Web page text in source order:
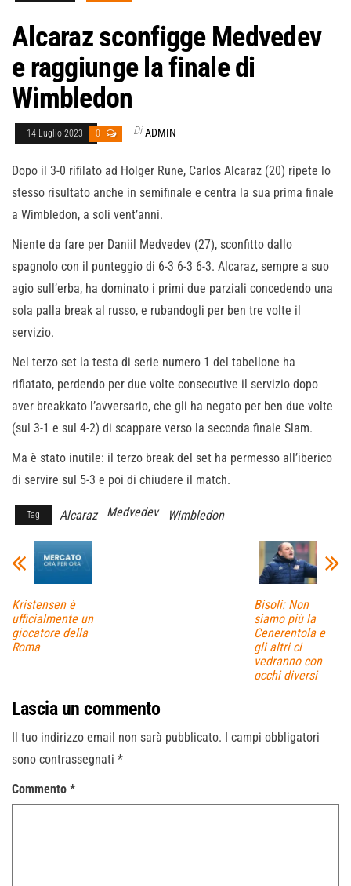
Alcaraz sconfigge Medvedev
e raggiunge la finale di
Wimbledon
14 Luglio 2023 0 Di ADMIN
Dopo il 3-0 rifilato ad Holger Rune, Carlos Alcaraz (20) ripete lo
stesso risultato anche in semifinale e centra la sua prima finale
a Wimbledon, a soli vent’anni.
Niente da fare per Daniil Medvedev (27), sconfitto dallo
spagnolo con il punteggio di 6-3 6-3 6-3. Alcaraz, sempre a suo
agio sull’erba, ha dominato i primi due parziali concedendo una
sola palla break al russo, e rubandogli per ben tre volte il
servizio.
Nel terzo set la testa di serie numero 1 del tabellone ha
rifiatato, perdendo per due volte consecutive il servizio dopo
aver breakkato l’avversario, che gli ha negato per ben due volte
(sul 3-1 e sul 4-2) di scappare verso la seconda finale Slam.
Ma è stato inutile: il terzo break del set ha permesso all’iberico
di servire sul 5-3 e poi di chiudere il match.
Tag Alcaraz Medvedev Wimbledon
Kristensen è
ufficialmente un
giocatore della
Roma
Bisoli: Non
siamo più la
Cenerentola e
gli altri ci
vedranno con
occhi diversi
Lascia un commento
Il tuo indirizzo email non sarà pubblicato.
I campi obbligatori
sono contrassegnati *
Commento *